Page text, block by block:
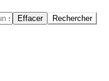
Effacer Rechercher